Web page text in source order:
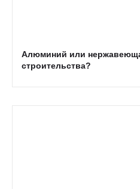
Алюминий или
строительства?